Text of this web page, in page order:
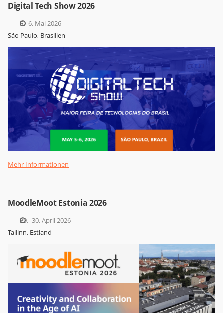
Digital Tech Show 2026
5.–6. Mai 2026
São Paulo, Brasilien
Mehr Informationen
MoodleMoot Estonia 2026
29.–30. April 2026
Tallinn, Estland